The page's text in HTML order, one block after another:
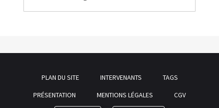
PLAN DU SITE INTERVENANTS
TAGS
PRÉSENTATION
MENTIONS LÉGALES CGV